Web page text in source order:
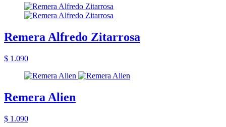
Remera Alfredo Zitarrosa
$ 1.090
Remera Alien
$ 1.090